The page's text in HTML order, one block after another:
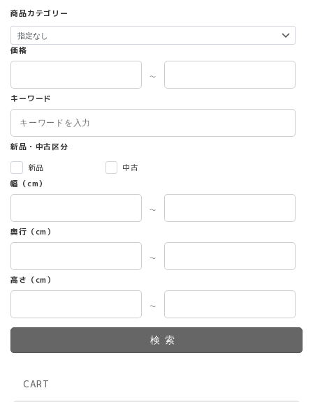
商品カテゴリー
価格
～
キーワード
新品・中古区分
新品
中古
幅（cm）
～
奥行（cm）
～
高さ（cm）
～
検索
CART